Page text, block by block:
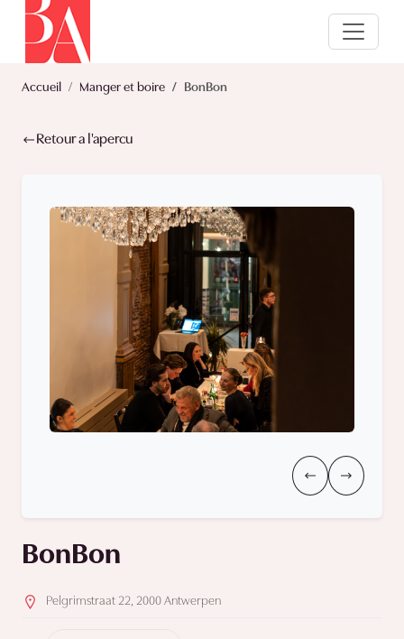
Accueil Manger et boire BonBon
Retour a l'apercu
BonBon
Pelgrimstraat 22, 2000 Antwerpen